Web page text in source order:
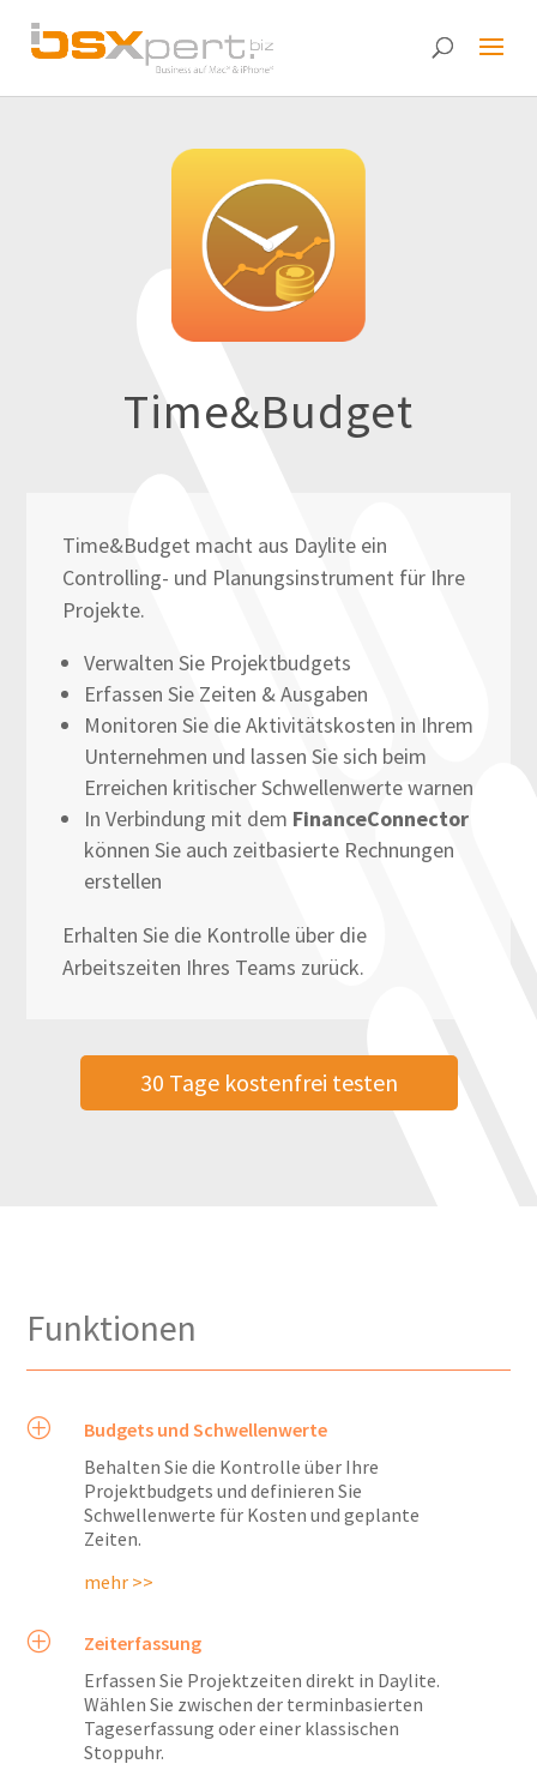
Time&Budget
Time&Budget macht aus Daylite ein
Controlling- und Planungsinstrument für Ihre
Projekte.
Verwalten Sie Projektbudgets
Erfassen Sie Zeiten & Ausgaben
Monitoren Sie die Aktivitätskosten in Ihrem
Unternehmen und lassen Sie sich beim
Erreichen kritischer Schwellenwerte warnen
In Verbindung mit dem FinanceConnector
können Sie auch zeitbasierte Rechnungen
erstellen
Erhalten Sie die Kontrolle über die
Arbeitszeiten Ihres Teams zurück.
30 Tage kostenfrei testen
Funktionen
P
Budgets und Schwellenwerte
Behalten Sie die Kontrolle über Ihre
Projektbudgets und definieren Sie
Schwellenwerte für Kosten und geplante
Zeiten.
mehr >>
P
Zeiterfassung
Erfassen Sie Projektzeiten direkt in Daylite.
Wählen Sie zwischen der terminbasierten
Tageserfassung oder einer klassischen
Stoppuhr.